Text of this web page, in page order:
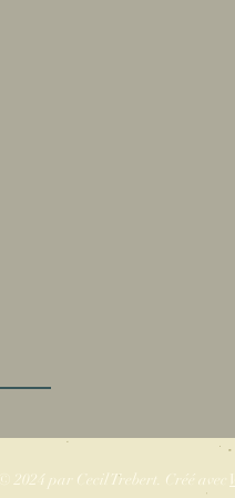
© 2024 par Cecil Trebert. Créé avec